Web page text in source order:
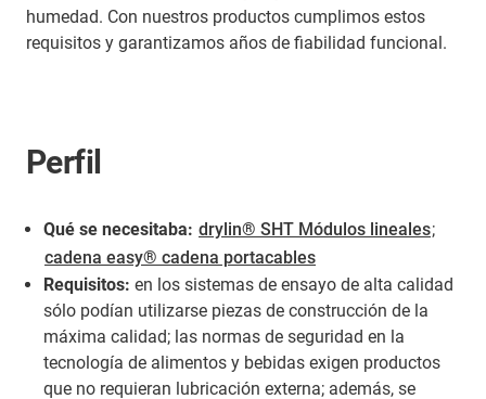
humedad. Con nuestros productos cumplimos estos
requisitos y garantizamos años de fiabilidad funcional.
Perfil
Qué se necesitaba: drylin® SHT Módulos lineales;
cadena easy® cadena portacables
Requisitos: en los sistemas de ensayo de alta calidad
sólo podían utilizarse piezas de construcción de la
máxima calidad; las normas de seguridad en la
tecnología de alimentos y bebidas exigen productos
que no requieran lubricación externa; además, se